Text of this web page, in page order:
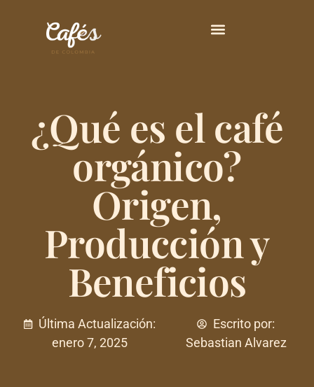
¿Qué es el café
orgánico?
Origen,
Producción y
Beneficios
Última Actualización:
enero 7, 2025
Escrito por:
Sebastian Alvarez